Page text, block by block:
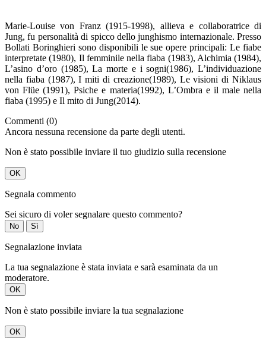
Marie-Louise von Franz (1915-1998), allieva e collaboratrice di
Jung, fu personalità di spicco dello junghismo internazionale. Presso
Bollati Boringhieri sono disponibili le sue opere principali: Le fiabe
interpretate (1980), Il femminile nella fiaba (1983), Alchimia (1984),
L’asino d’oro (1985), La morte e i sogni(1986), L’individuazione
nella fiaba (1987), I miti di creazione(1989), Le visioni di Niklaus
von Flüe (1991), Psiche e materia(1992), L’Ombra e il male nella
fiaba (1995) e Il mito di Jung(2014).
Commenti (0)
Ancora nessuna recensione da parte degli utenti.
Non è stato possibile inviare il tuo giudizio sulla recensione
OK
Segnala commento
Sei sicuro di voler segnalare questo commento?
No Sì
Segnalazione inviata
La tua segnalazione è stata inviata e sarà esaminata da un
moderatore.
OK
Non è stato possibile inviare la tua segnalazione
OK